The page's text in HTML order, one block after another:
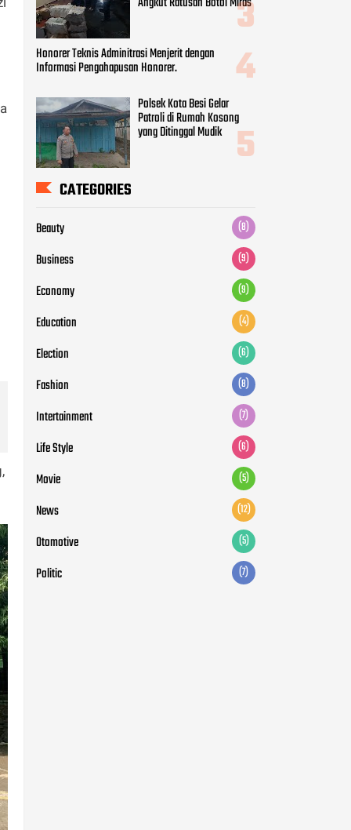
Honorer Teknis Adminitrasi Menjerit dengan
Informasi Pengahapusan Honorer.
Polsek Kota Besi Gelar
Patroli di Rumah Kosong
yang Ditinggal Mudik
CATEGORIES
Beauty (8)
Business (9)
Economy (9)
Education (4)
Election (6)
Fashion (8)
Intertainment (7)
Life Style (6)
Movie (5)
News (12)
Otomotive (5)
Politic (7)